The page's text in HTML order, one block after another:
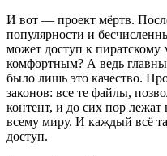
И вот — проект мёртв.
популярности и
может доступ к пиратскому
комфортным? А ведь
было лишь это качество.
законов: все те файлы,
контент, и до сих пор
всему миру. И каждый всё
доступ.